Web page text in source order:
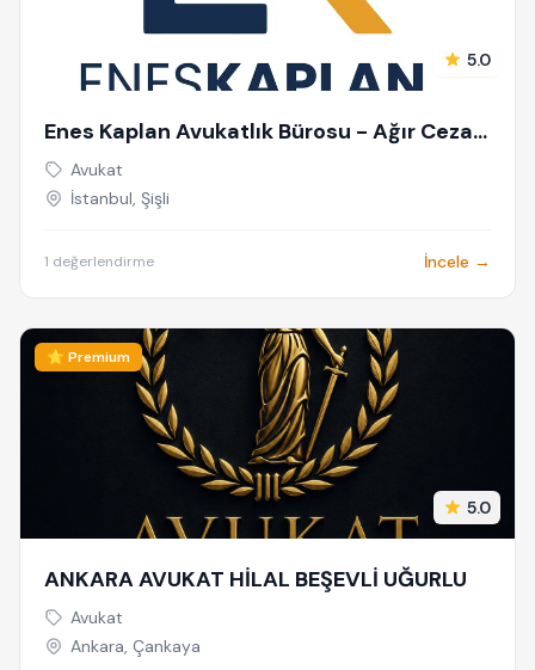
5.0
Enes Kaplan Avukatlık Bürosu - Ağır Ceza
Avukatı İstanbul - Ceza Avukatı - Siber
Suçlar Avukatı - Dolandırıcılık Avukatı
Avukat
İstanbul, Şişli
1 değerlendirme İncele →
⭐ Premium
5.0
ANKARA AVUKAT HİLAL BEŞEVLİ UĞURLU
Avukat
Ankara, Çankaya